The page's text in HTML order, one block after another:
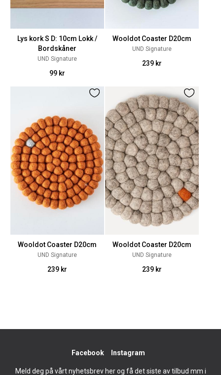
Lys kork S D: 10cm Lokk /
Bordskåner
UND Signature
99 kr
Wooldot Coaster D20cm
UND Signature
239 kr
Wooldot Coaster D20cm
UND Signature
239 kr
Wooldot Coaster D20cm
UND Signature
239 kr
Facebook Instagram
Meld deg på vårt nyhetsbrev her og få det siste av tilbud mm i